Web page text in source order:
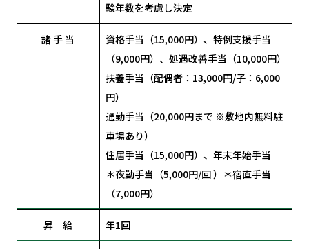
験年数を考慮し決定
諸 手 当
資格手当（15,000円）、特例支援手当
（9,000円）、処遇改善手当（10,000円）
扶養手当（配偶者：13,000円/子：6,000
円）
通勤手当（20,000円まで ※敷地内無料駐
車場あり）
住居手当（15,000円）、年末年始手当
＊夜勤手当（5,000円/回 ）＊宿直手当
（7,000円）
昇 給 年1回